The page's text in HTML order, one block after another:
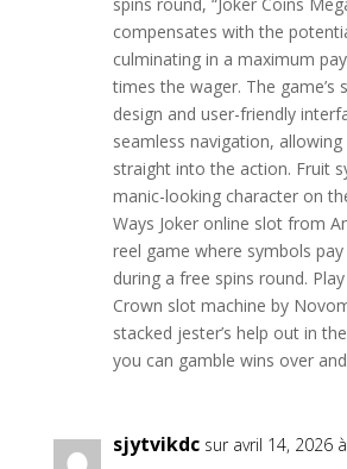
compensates with the
culminating in a maximum
times the wager. The game’s
design and user-friendly
seamless navigation,
straight into the action. Fruit
manic-looking character on
Ways Joker online slot from
reel game where symbols pay
during a free spins round. Play
Crown slot machine by
stacked jester’s help out in
you can gamble wins over
sjytvikdc sur avril 14, 2026